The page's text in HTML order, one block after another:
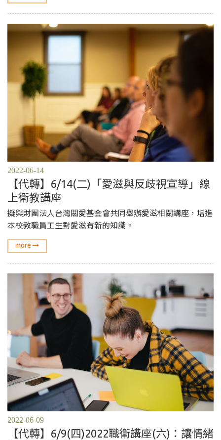
2022-06-14
【代轉】6/14(二)「愛滋與反歧視宣導」線
上衛教講座
擬與財團法人台灣關愛基金會共同舉辦愛滋相關講座，增進
本校教職員工生對愛滋有新的知識。
more
2022-06-09
【代轉】6/9(四)2022職衛講座(六)：讓情緒